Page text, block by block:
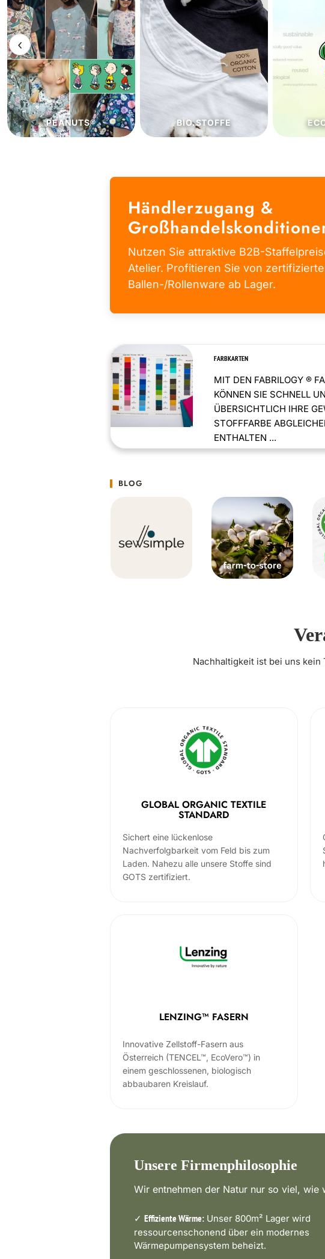
‹
BIO.STOFFE ECO.STOFFE
Händlerzugang &
Nutzen Sie attraktive B2B-
Atelier. Profitieren Sie von
Ballen-/Rollenware ab Lager.
FARBKARTEN
MIT DEN FABRILOGY ®
KÖNNEN SIE SCHNELL
ÜBERSICHTLICH IHRE
STOFFFARBE
ENTHALTEN ...
BLOG
Nachhaltigkeit ist bei uns kein
GLOBAL ORGANIC TEXTILE
STANDARD
Sichert eine lückenlose
Nachverfolgbarkeit vom Feld bis zum
Laden. Nahezu alle unsere Stoffe sind
GOTS zertifiziert.
LENZING™ FASERN
Innovative Zellstoff-Fasern aus
Österreich (TENCEL™, EcoVero™) in
einem geschlossenen, biologisch
abbaubaren Kreislauf.
Unsere Firmenphilosophie
Wir entnehmen der Natur nur so viel,
✓ Effiziente Wärme: Unser 800m² Lager wird
ressourcenschonend über ein modernes
Wärmepumpensystem beheizt.